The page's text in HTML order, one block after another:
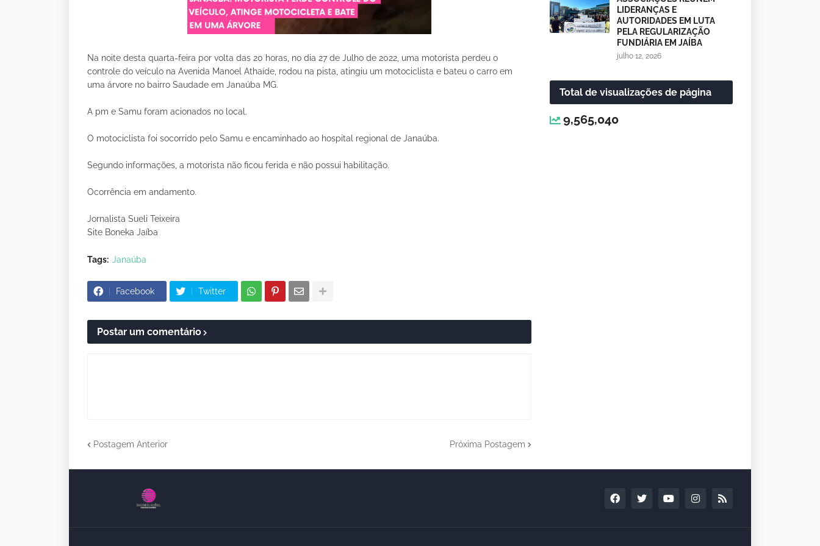
Na noite desta quarta-feira por volta das 20 horas, no dia 27 de Julho de 2022, uma motorista perdeu o
controle do veículo na Avenida Manoel Athaíde, rodou na pista, atingiu um motociclista e bateu o carro em
uma árvore no bairro Saudade em Janaúba MG.
A pm e Samu foram acionados no local.
O motociclista foi socorrido pelo Samu e encaminhado ao hospital regional de Janaúba.
Segundo informações, a motorista não ficou ferida e não possui habilitação.
Ocorrência em andamento.
Jornalista Sueli Teixeira
Site Boneka Jaíba
Tags: Janaúba
Facebook Twitter
Postar um comentário
Postagem Anterior Próxima Postagem
LIDERANÇAS E
AUTORIDADES EM LUTA
PELA REGULARIZAÇÃO
FUNDIÁRIA EM JAÍBA
julho 12, 2026
Total de visualizações de página
9,565,040